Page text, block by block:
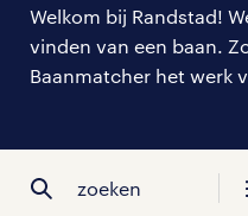
Welkom bij Randstad!
vinden van een baan.
Baanmatcher het werk
zoeken